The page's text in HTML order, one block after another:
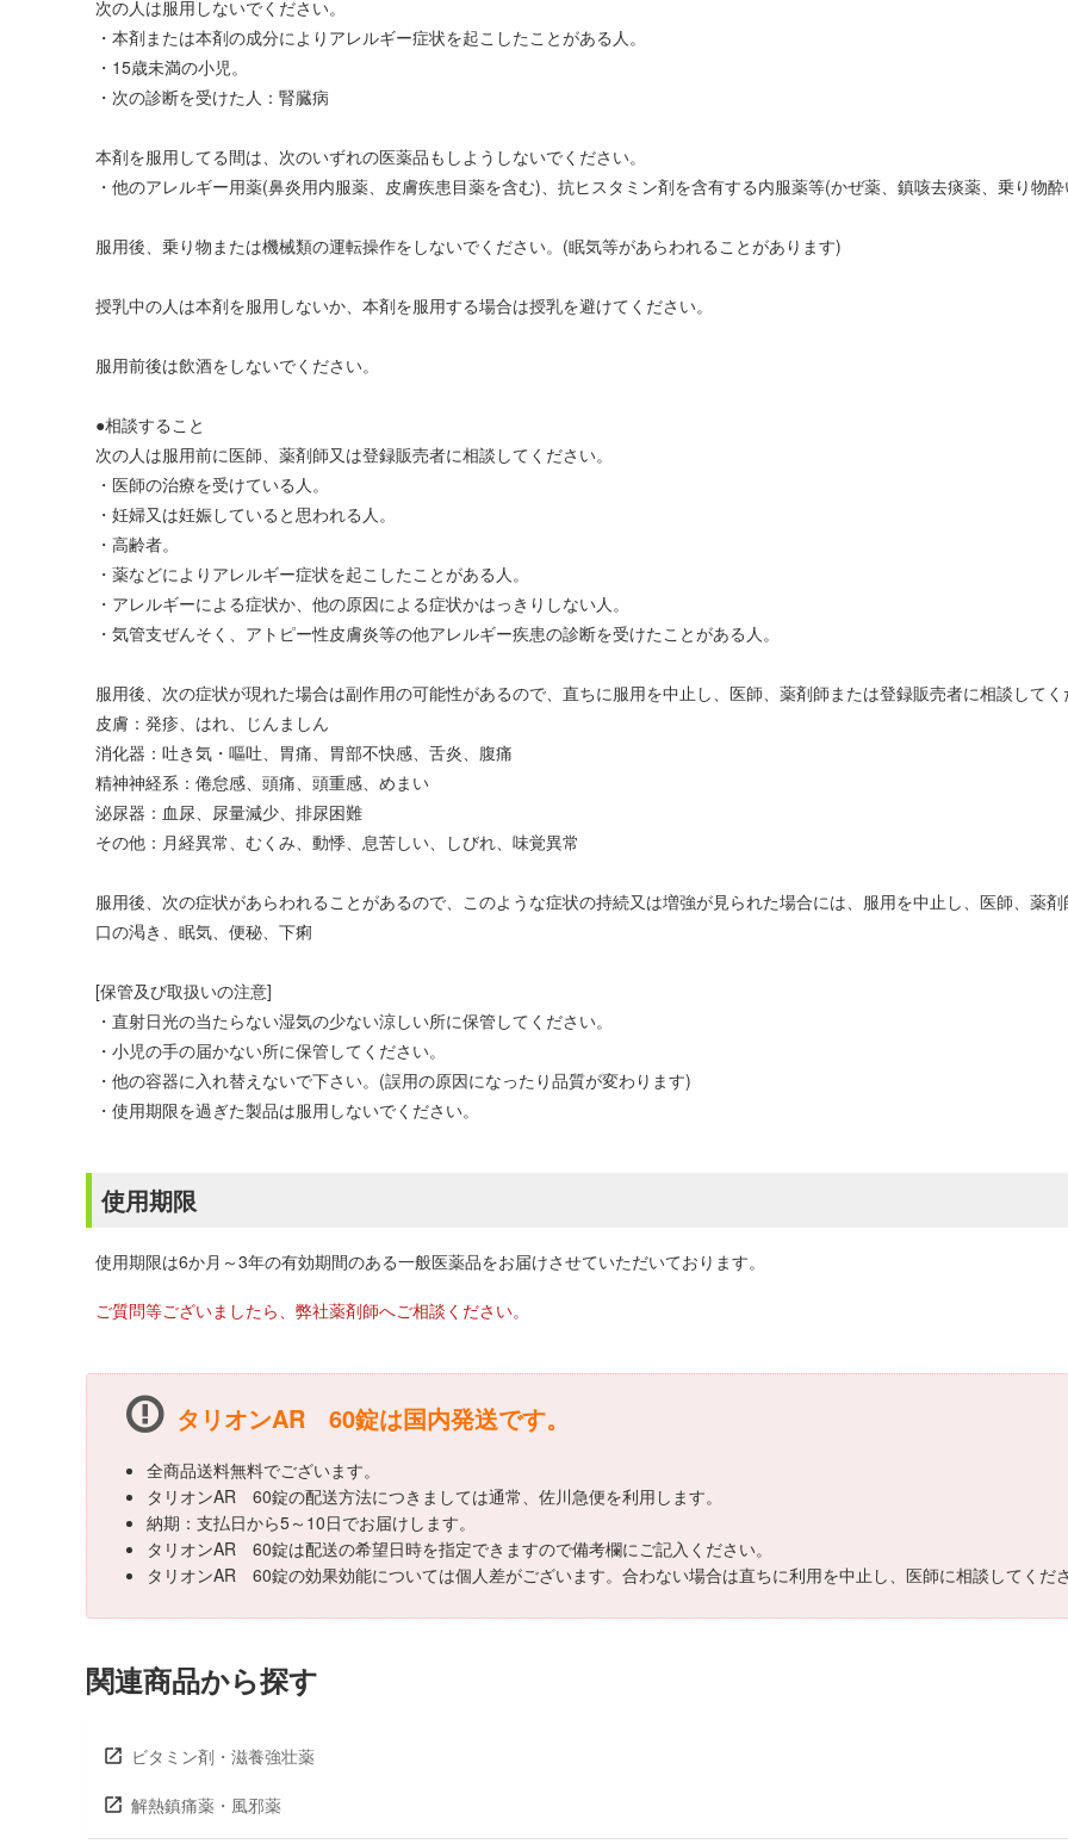
次の人は服用しないでください。
・本剤または本剤の成分によりアレルギー症状を起こしたことがある人。
・15歳未満の小児。
・次の診断を受けた人：腎臓病
本剤を服用してる間は、次のいずれの医薬品もしようしないでください。
・他のアレルギー用薬(鼻炎用内服薬、皮膚疾患目薬を含む)、抗ヒスタミン剤を含有する内服薬等(かぜ薬、鎮咳去痰薬、乗り物
服用後、乗り物または機械類の運転操作をしないでください。(眠気等があらわれることがあります)
授乳中の人は本剤を服用しないか、本剤を服用する場合は授乳を避けてください。
服用前後は飲酒をしないでください。
●相談すること
次の人は服用前に医師、薬剤師又は登録販売者に相談してください。
・医師の治療を受けている人。
・妊婦又は妊娠していると思われる人。
・高齢者。
・薬などによりアレルギー症状を起こしたことがある人。
・アレルギーによる症状か、他の原因による症状かはっきりしない人。
・気管支ぜんそく、アトピー性皮膚炎等の他アレルギー疾患の診断を受けたことがある人。
服用後、次の症状が現れた場合は副作用の可能性があるので、直ちに服用を中止し、医師、薬剤師または登録販売者に相談して
皮膚：発疹、はれ、じんましん
消化器：吐き気・嘔吐、胃痛、胃部不快感、舌炎、腹痛
精神神経系：倦怠感、頭痛、頭重感、めまい
泌尿器：血尿、尿量減少、排尿困難
その他：月経異常、むくみ、動悸、息苦しい、しびれ、味覚異常
服用後、次の症状があらわれることがあるので、このような症状の持続又は増強が見られた場合には、服用を中止し、医師、薬
口の渇き、眠気、便秘、下痢
[保管及び取扱いの注意]
・直射日光の当たらない湿気の少ない涼しい所に保管してください。
・小児の手の届かない所に保管してください。
・他の容器に入れ替えないで下さい。(誤用の原因になったり品質が変わります)
・使用期限を過ぎた製品は服用しないでください。
使用期限
使用期限は6か月～3年の有効期間のある一般医薬品をお届けさせていただいております。
ご質問等ございましたら、弊社薬剤師へご相談ください。
タリオンAR 60錠は国内発送です。
全商品送料無料でございます。
タリオンAR 60錠の配送方法につきましては通常、佐川急便を利用します。
納期：支払日から5～10日でお届けします。
タリオンAR 60錠は配送の希望日時を指定できますので備考欄にご記入ください。
タリオンAR 60錠の効果効能については個人差がございます。合わない場合は直ちに利用を中止し、医師に相談してくだ
関連商品から探す
ビタミン剤・滋養強壮薬
解熱鎮痛薬・風邪薬